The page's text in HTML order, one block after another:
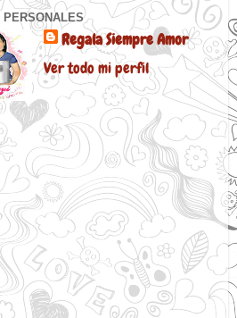
PERSONALES
Regala Siempre Amor
Ver todo mi perfil